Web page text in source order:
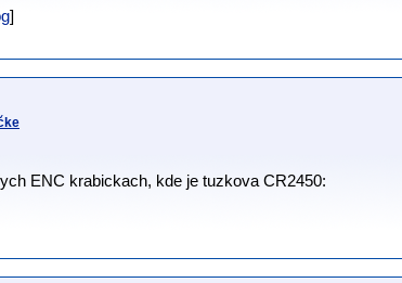
]
ENC krabickach, kde je tuzkova CR2450: